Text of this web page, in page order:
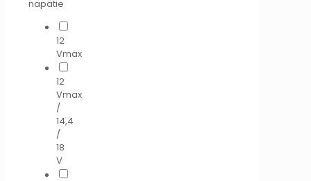
napätie
12
Vmax
12
Vmax
/
14,4
/
18
V